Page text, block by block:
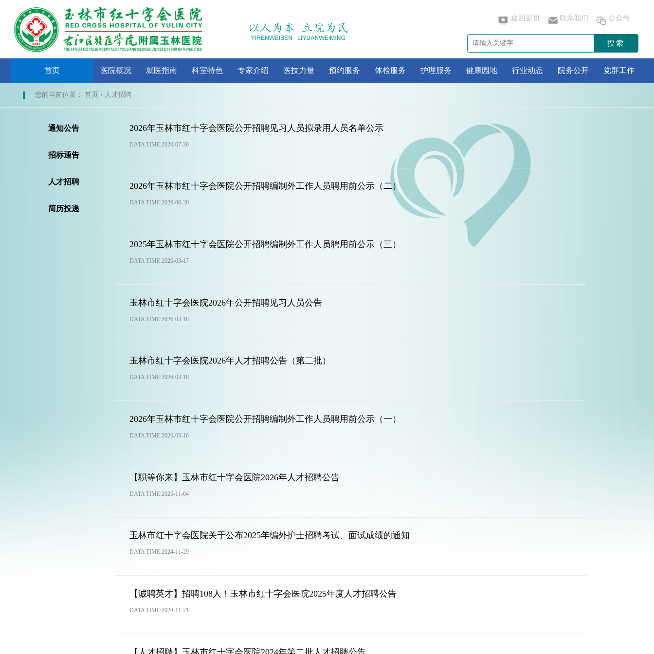
返回首页 联系我们 公众号
搜索
首页 医院概况 就医指南 科室特色 专家介绍 医技力量 预约服务 体检服务 护理服务 健康园地 行业动态 院务公开 党群工作
您的当前位置： 首页 › 人才招聘
通知公告
招标通告
人才招聘
简历投递
2026年玉林市红十字会医院公开招聘见习人员拟录用人员名单公示
DATA TIME:2026-07-30
2026年玉林市红十字会医院公开招聘编制外工作人员聘用前公示（二）
DATA TIME:2026-06-30
2025年玉林市红十字会医院公开招聘编制外工作人员聘用前公示（三）
DATA TIME:2026-03-17
玉林市红十字会医院2026年公开招聘见习人员公告
DATA TIME:2026-03-18
玉林市红十字会医院2026年人才招聘公告（第二批）
DATA TIME:2026-03-18
2026年玉林市红十字会医院公开招聘编制外工作人员聘用前公示（一）
DATA TIME:2026-03-16
【职等你来】玉林市红十字会医院2026年人才招聘公告
DATA TIME:2025-11-04
玉林市红十字会医院关于公布2025年编外护士招聘考试、面试成绩的通知
DATA TIME:2024-11-29
【诚聘英才】招聘108人！玉林市红十字会医院2025年度人才招聘公告
DATA TIME:2024-11-21
【人才招聘】玉林市红十字会医院2024年第二批人才招聘公告